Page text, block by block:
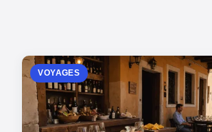
VOYAGES